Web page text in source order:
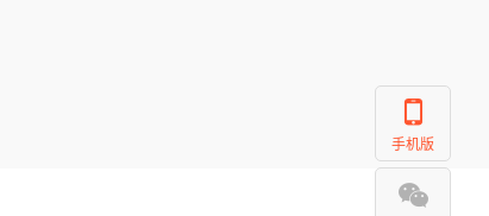
手机版